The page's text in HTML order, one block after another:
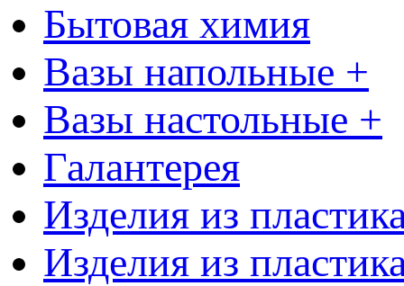
Бытовая химия
Вазы напольные +
Вазы настольные +
Галантерея
Изделия из
Изделия из